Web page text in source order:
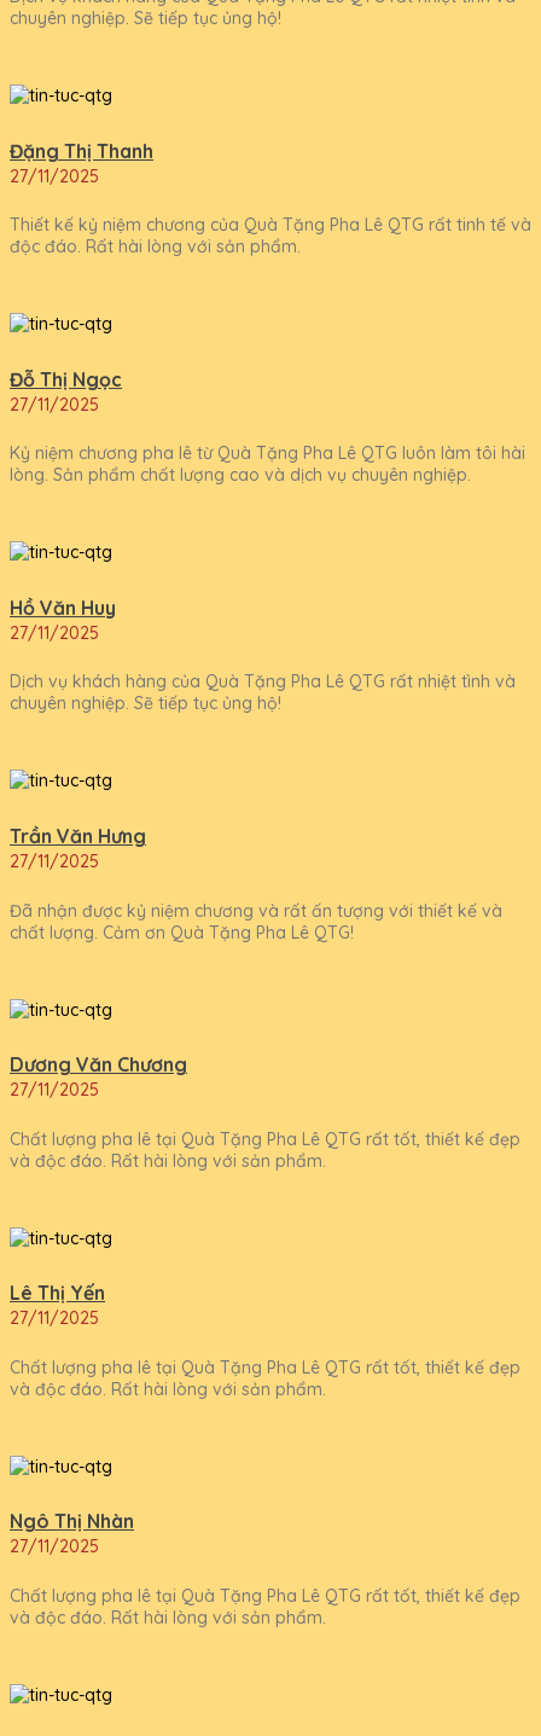
chuyên nghiệp. Sẽ tiếp tục ủng hộ!
Đặng Thị Thanh
27/11/2025
Thiết kế kỷ niệm chương của Quà Tặng Pha Lê QTG rất tinh tế và
độc đáo. Rất hài lòng với sản phẩm.
Đỗ Thị Ngọc
27/11/2025
Kỷ niệm chương pha lê từ Quà Tặng Pha Lê QTG luôn làm tôi hài
lòng. Sản phẩm chất lượng cao và dịch vụ chuyên nghiệp.
Hồ Văn Huy
27/11/2025
Dịch vụ khách hàng của Quà Tặng Pha Lê QTG rất nhiệt tình và
chuyên nghiệp. Sẽ tiếp tục ủng hộ!
Trần Văn Hưng
27/11/2025
Đã nhận được kỷ niệm chương và rất ấn tượng với thiết kế và
chất lượng. Cảm ơn Quà Tặng Pha Lê QTG!
Dương Văn Chương
27/11/2025
Chất lượng pha lê tại Quà Tặng Pha Lê QTG rất tốt, thiết kế đẹp
và độc đáo. Rất hài lòng với sản phẩm.
Lê Thị Yến
27/11/2025
Chất lượng pha lê tại Quà Tặng Pha Lê QTG rất tốt, thiết kế đẹp
và độc đáo. Rất hài lòng với sản phẩm.
Ngô Thị Nhàn
27/11/2025
Chất lượng pha lê tại Quà Tặng Pha Lê QTG rất tốt, thiết kế đẹp
và độc đáo. Rất hài lòng với sản phẩm.